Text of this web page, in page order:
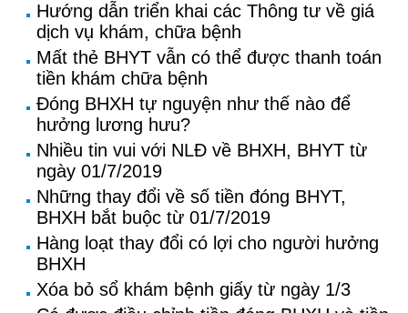
Hướng dẫn triển khai các Thông tư về giá
dịch vụ khám, chữa bệnh
Mất thẻ BHYT vẫn có thể được thanh toán
tiền khám chữa bệnh
Đóng BHXH tự nguyện như thế nào để
hưởng lương hưu?
Nhiều tin vui với NLĐ về BHXH, BHYT từ
ngày 01/7/2019
Những thay đổi về số tiền đóng BHYT,
BHXH bắt buộc từ 01/7/2019
Hàng loạt thay đổi có lợi cho người hưởng
BHXH
Xóa bỏ sổ khám bệnh giấy từ ngày 1/3